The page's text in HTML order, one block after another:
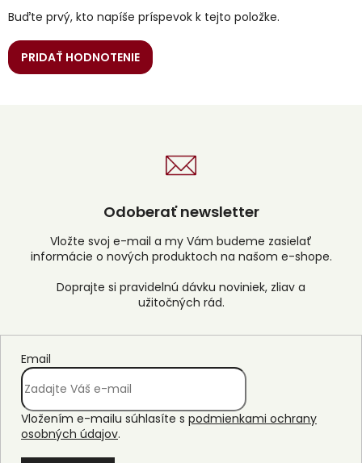
Buďte prvý, kto napíše príspevok k tejto položke.
PRIDAŤ HODNOTENIE
Odoberať newsletter
Vložte svoj e-mail a my Vám budeme zasielať
informácie o nových produktoch na našom e-shope.
Email
Vložením e-mailu súhlasíte s podmienkami ochrany
osobných údajov.